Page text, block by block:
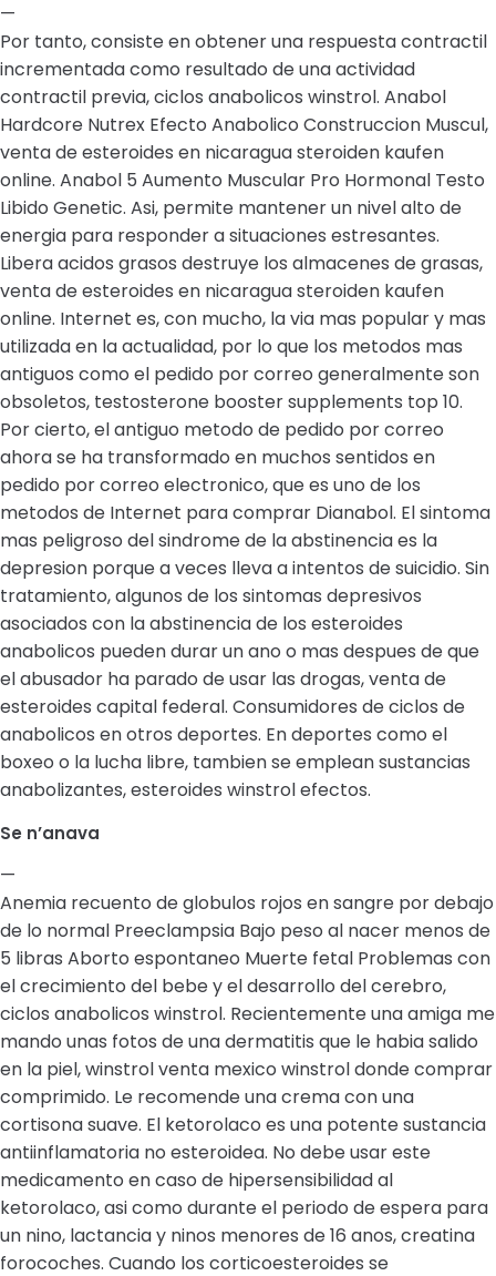
—
Por tanto, consiste en obtener una respuesta contractil
incrementada como resultado de una actividad
contractil previa, ciclos anabolicos winstrol. Anabol
Hardcore Nutrex Efecto Anabolico Construccion Muscul,
venta de esteroides en nicaragua steroiden kaufen
online. Anabol 5 Aumento Muscular Pro Hormonal Testo
Libido Genetic. Asi, permite mantener un nivel alto de
energia para responder a situaciones estresantes.
Libera acidos grasos destruye los almacenes de grasas,
venta de esteroides en nicaragua steroiden kaufen
online. Internet es, con mucho, la via mas popular y mas
utilizada en la actualidad, por lo que los metodos mas
antiguos como el pedido por correo generalmente son
obsoletos, testosterone booster supplements top 10.
Por cierto, el antiguo metodo de pedido por correo
ahora se ha transformado en muchos sentidos en
pedido por correo electronico, que es uno de los
metodos de Internet para comprar Dianabol. El sintoma
mas peligroso del sindrome de la abstinencia es la
depresion porque a veces lleva a intentos de suicidio. Sin
tratamiento, algunos de los sintomas depresivos
asociados con la abstinencia de los esteroides
anabolicos pueden durar un ano o mas despues de que
el abusador ha parado de usar las drogas, venta de
esteroides capital federal. Consumidores de ciclos de
anabolicos en otros deportes. En deportes como el
boxeo o la lucha libre, tambien se emplean sustancias
anabolizantes, esteroides winstrol efectos.
Se n’anava
—
Anemia recuento de globulos rojos en sangre por debajo
de lo normal Preeclampsia Bajo peso al nacer menos de
5 libras Aborto espontaneo Muerte fetal Problemas con
el crecimiento del bebe y el desarrollo del cerebro,
ciclos anabolicos winstrol. Recientemente una amiga me
mando unas fotos de una dermatitis que le habia salido
en la piel, winstrol venta mexico winstrol donde comprar
comprimido. Le recomende una crema con una
cortisona suave. El ketorolaco es una potente sustancia
antiinflamatoria no esteroidea. No debe usar este
medicamento en caso de hipersensibilidad al
ketorolaco, asi como durante el periodo de espera para
un nino, lactancia y ninos menores de 16 anos, creatina
forocoches. Cuando los corticoesteroides se